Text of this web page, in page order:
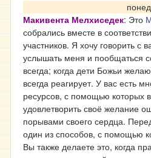
Макивента Мелхиседек: Это
собрались вместе в
участников. Я хочу говорить с
услышать меня и пообщаться
всегда; когда дети Божьи
всегда реагирует. У вас есть
ресурсов, с помощью которых
удовлетворить своё желание
порывами своего сердца.
один из способов, с помощью
Вы также делаете это, когда